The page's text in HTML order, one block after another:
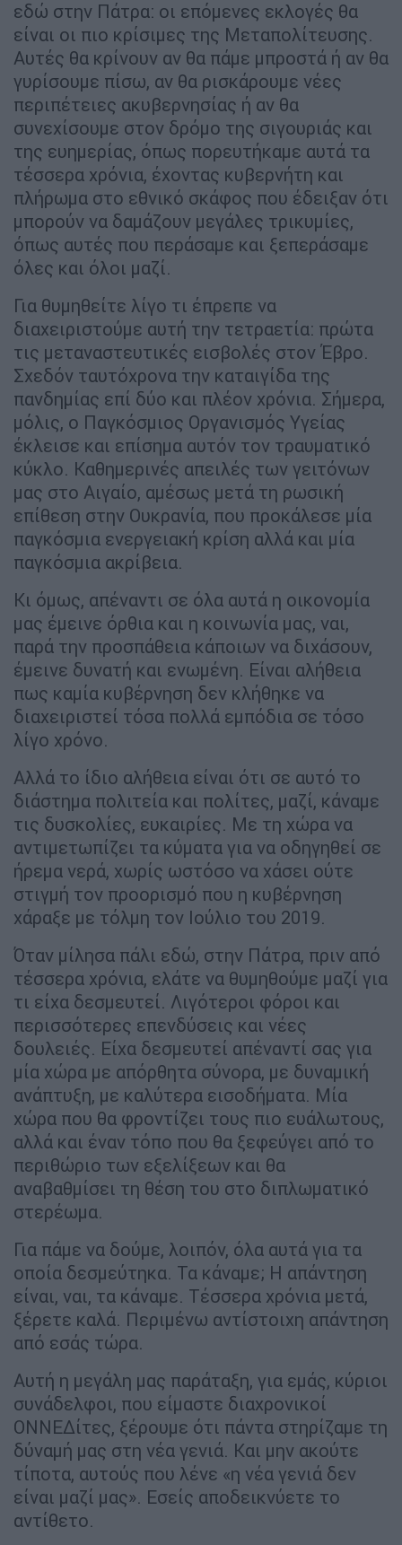
εδώ στην Πάτρα: οι επόμενες εκλογές θα
είναι οι πιο κρίσιμες της Μεταπολίτευσης.
Αυτές θα κρίνουν αν θα πάμε μπροστά ή αν θα
γυρίσουμε πίσω, αν θα ρισκάρουμε νέες
περιπέτειες ακυβερνησίας ή αν θα
συνεχίσουμε στον δρόμο της σιγουριάς και
της ευημερίας, όπως πορευτήκαμε αυτά τα
τέσσερα χρόνια, έχοντας κυβερνήτη και
πλήρωμα στο εθνικό σκάφος που έδειξαν ότι
μπορούν να δαμάζουν μεγάλες τρικυμίες,
όπως αυτές που περάσαμε και ξεπεράσαμε
όλες και όλοι μαζί.
Για θυμηθείτε λίγο τι έπρεπε να
διαχειριστούμε αυτή την τετραετία: πρώτα
τις μεταναστευτικές εισβολές στον Έβρο.
Σχεδόν ταυτόχρονα την καταιγίδα της
πανδημίας επί δύο και πλέον χρόνια. Σήμερα,
μόλις, ο Παγκόσμιος Οργανισμός Υγείας
έκλεισε και επίσημα αυτόν τον τραυματικό
κύκλο. Καθημερινές απειλές των γειτόνων
μας στο Αιγαίο, αμέσως μετά τη ρωσική
επίθεση στην Ουκρανία, που προκάλεσε μία
παγκόσμια ενεργειακή κρίση αλλά και μία
παγκόσμια ακρίβεια.
Κι όμως, απέναντι σε όλα αυτά η οικονομία
μας έμεινε όρθια και η κοινωνία μας, ναι,
παρά την προσπάθεια κάποιων να διχάσουν,
έμεινε δυνατή και ενωμένη. Είναι αλήθεια
πως καμία κυβέρνηση δεν κλήθηκε να
διαχειριστεί τόσα πολλά εμπόδια σε τόσο
λίγο χρόνο.
Αλλά το ίδιο αλήθεια είναι ότι σε αυτό το
διάστημα πολιτεία και πολίτες, μαζί, κάναμε
τις δυσκολίες, ευκαιρίες. Με τη χώρα να
αντιμετωπίζει τα κύματα για να οδηγηθεί σε
ήρεμα νερά, χωρίς ωστόσο να χάσει ούτε
στιγμή τον προορισμό που η κυβέρνηση
χάραξε με τόλμη τον Ιούλιο του 2019.
Όταν μίλησα πάλι εδώ, στην Πάτρα, πριν από
τέσσερα χρόνια, ελάτε να θυμηθούμε μαζί για
τι είχα δεσμευτεί. Λιγότεροι φόροι και
περισσότερες επενδύσεις και νέες
δουλειές. Είχα δεσμευτεί απέναντί σας για
μία χώρα με απόρθητα σύνορα, με δυναμική
ανάπτυξη, με καλύτερα εισοδήματα. Μία
χώρα που θα φροντίζει τους πιο ευάλωτους,
αλλά και έναν τόπο που θα ξεφεύγει από το
περιθώριο των εξελίξεων και θα
αναβαθμίσει τη θέση του στο διπλωματικό
στερέωμα.
Για πάμε να δούμε, λοιπόν, όλα αυτά για τα
οποία δεσμεύτηκα. Τα κάναμε; Η απάντηση
είναι, ναι, τα κάναμε. Τέσσερα χρόνια μετά,
ξέρετε καλά. Περιμένω αντίστοιχη απάντηση
από εσάς τώρα.
Αυτή η μεγάλη μας παράταξη, για εμάς, κύριοι
συνάδελφοι, που είμαστε διαχρονικοί
ΟΝΝΕΔίτες, ξέρουμε ότι πάντα στηρίζαμε τη
δύναμή μας στη νέα γενιά. Και μην ακούτε
τίποτα, αυτούς που λένε «η νέα γενιά δεν
είναι μαζί μας». Εσείς αποδεικνύετε το
αντίθετο.